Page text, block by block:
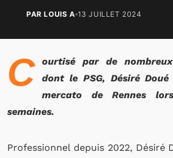
PAR LOUIS A 13 JUILLET 2024
C
ourtisé par de
dont le PSG, Désiré
mercato de Rennes
semaines.
Professionnel depuis 2022, Désiré